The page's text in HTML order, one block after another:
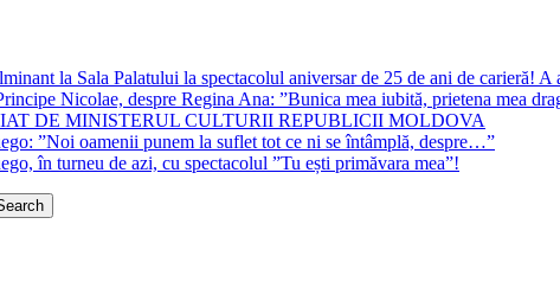
la Sala Palatului la spectacolul aniversar de 25 de ani de carieră! A
Nicolae, despre Regina Ana: ”Bunica mea iubită, prietena mea
DE MINISTERUL CULTURII REPUBLICII MOLDOVA
”Noi oamenii punem la suflet tot ce ni se întâmplă, despre…”
în turneu de azi, cu spectacolul ”Tu ești primăvara mea”!